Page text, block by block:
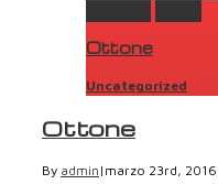
Ottone
Uncategorized
Ottone
By admin | marzo 23rd, 2016